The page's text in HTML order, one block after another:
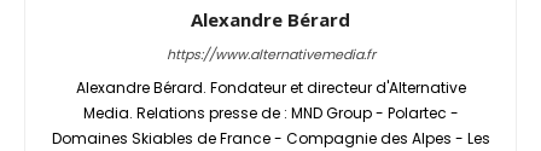
Alexandre Bérard
https://www.alternativemedia.fr
Alexandre Bérard. Fondateur et directeur d'Alternative
Media. Relations presse de : MND Group - Polartec -
Domaines Skiables de France - Compagnie des Alpes - Les